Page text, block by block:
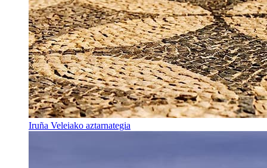
Iruña Veleiako aztarnategia